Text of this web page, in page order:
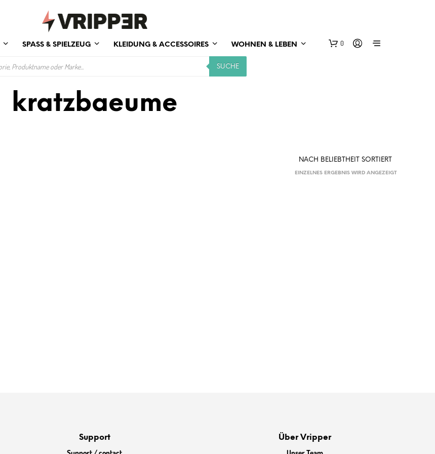
SPASS & SPIELZEUG KLEIDUNG & ACCESSOIRES WOHNEN & LEBEN 0
SUCHE
kratzbaeume
EINZELNES ERGEBNIS WIRD ANGEZEIGT
Support Über Vripper